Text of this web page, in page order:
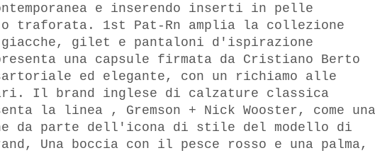
e inserendo inserti in pelle
traforata. 1st Pat-Rn amplia la collezione
giacche, gilet e pantaloni d'ispirazione
una capsule firmata da Cristiano Berto
ed elegante, con un richiamo alle
Il brand inglese di calzature classica
la linea , Gremson + Nick Wooster, come una
da parte dell'icona di stile del modello di
Una boccia con il pesce rosso e una palma,